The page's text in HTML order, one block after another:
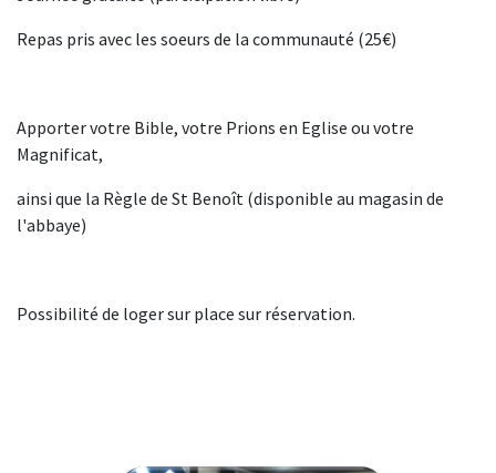
Repas pris avec les soeurs de la communauté (25€)
Apporter votre Bible, votre Prions en Eglise ou votre
Magnificat,
ainsi que la Règle de St Benoît (disponible au magasin de
l'abbaye)
Possibilité de loger sur place sur réservation.